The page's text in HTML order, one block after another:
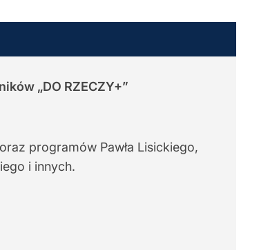
„DO RZECZY+”
programów Pawła Lisickiego,
i innych.